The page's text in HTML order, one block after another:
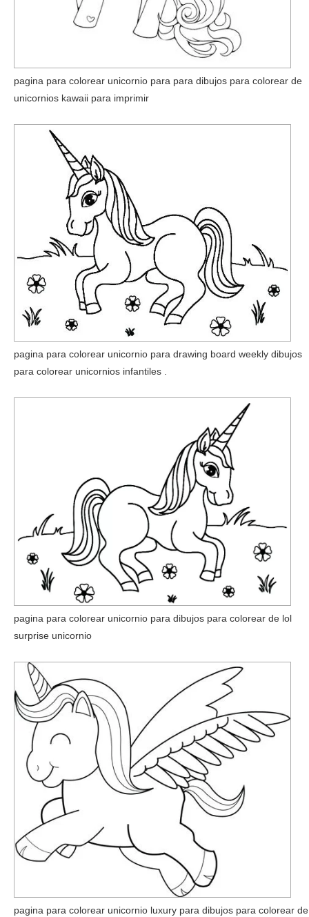
pagina para colorear unicornio para para dibujos para colorear de
unicornios kawaii para imprimir
pagina para colorear unicornio para drawing board weekly dibujos
para colorear unicornios infantiles .
pagina para colorear unicornio para dibujos para colorear de lol
surprise unicornio
pagina para colorear unicornio luxury para dibujos para colorear de